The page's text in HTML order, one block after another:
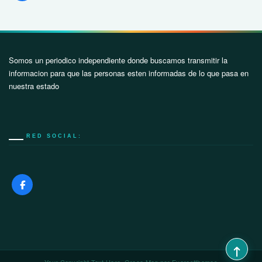
Somos un periodico independiente donde buscamos transmitir la
informacion para que las personas esten informadas de lo que pasa en
nuestra estado
RED SOCIAL: